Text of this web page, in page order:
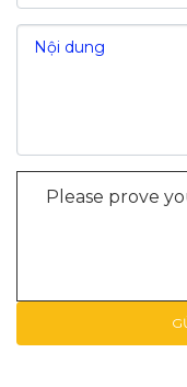
Please prove